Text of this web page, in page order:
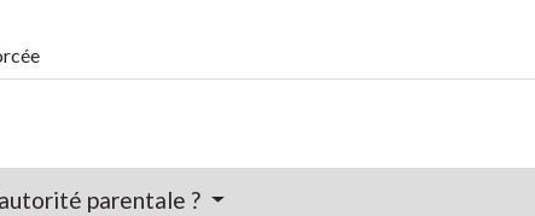
parentale ?